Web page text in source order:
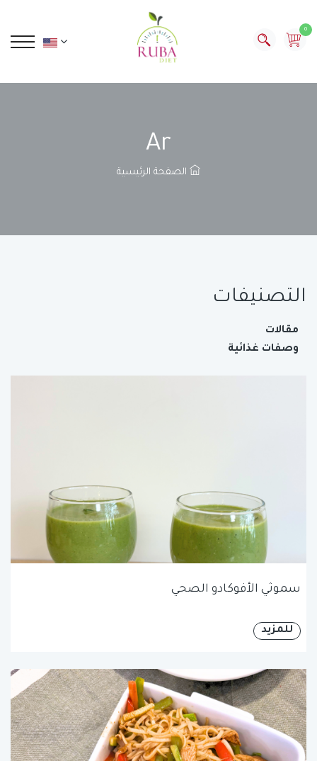
0
Ar
الصفحة الرئيسية
التصنيفات
مقالات
وصفات غذائية
سموثي الأفوكادو الصحي
للمزيد